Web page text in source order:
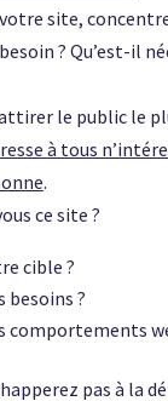
site,
? Qu’est-il
le public le
à tous
.
ce site ?
cible ?
besoins ?
comportements
pas à la